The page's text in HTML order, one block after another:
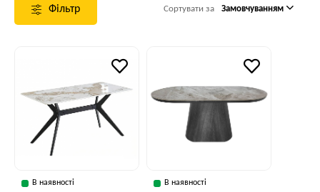
Фільтр Сортувати за Замовчуванням
В наявності В наявності